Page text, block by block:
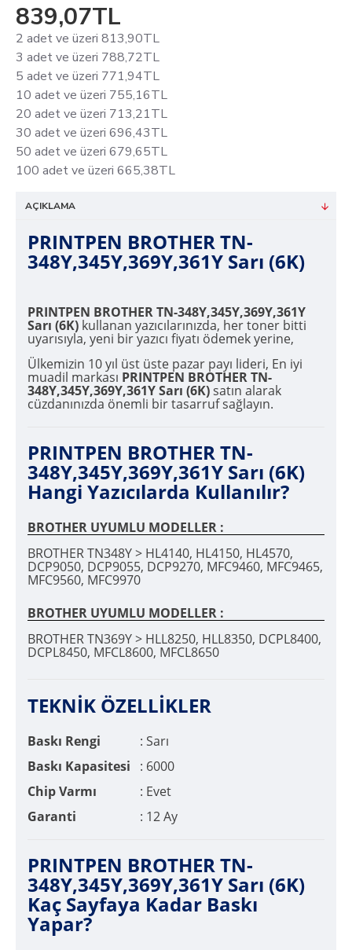
839,07TL
2 adet ve üzeri 813,90TL
3 adet ve üzeri 788,72TL
5 adet ve üzeri 771,94TL
10 adet ve üzeri 755,16TL
20 adet ve üzeri 713,21TL
30 adet ve üzeri 696,43TL
50 adet ve üzeri 679,65TL
100 adet ve üzeri 665,38TL
AÇIKLAMA
PRINTPEN BROTHER TN-
348Y,345Y,369Y,361Y Sarı (6K)
PRINTPEN BROTHER TN-348Y,345Y,369Y,361Y
Sarı (6K) kullanan yazıcılarınızda, her toner bitti
uyarısıyla, yeni bir yazıcı fiyatı ödemek yerine,
Ülkemizin 10 yıl üst üste pazar payı lideri, En iyi
muadil markası PRINTPEN BROTHER TN-
348Y,345Y,369Y,361Y Sarı (6K)satın alarak
cüzdanınızda önemli bir tasarruf sağlayın.
PRINTPEN BROTHER TN-
348Y,345Y,369Y,361Y Sarı (6K)
Hangi Yazıcılarda Kullanılır?
BROTHER UYUMLU MODELLER :
BROTHER TN348Y > HL4140, HL4150, HL4570,
DCP9050, DCP9055, DCP9270, MFC9460, MFC9465,
MFC9560, MFC9970
BROTHER UYUMLU MODELLER :
BROTHER TN369Y > HLL8250, HLL8350, DCPL8400,
DCPL8450, MFCL8600, MFCL8650
TEKNİK ÖZELLİKLER
Baskı Rengi
: Sarı
Baskı Kapasitesi
: 6000
Chip Varmı
: Evet
Garanti
: 12 Ay
PRINTPEN BROTHER TN-
348Y,345Y,369Y,361Y Sarı (6K)
Kaç Sayfaya Kadar Baskı
Yapar?